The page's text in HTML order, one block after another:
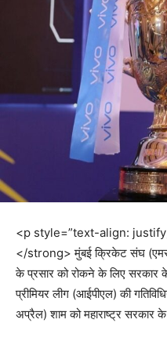
<p style=”text-align:
</strong> मुंबई क्रिकेट संघ
के प्रसार को रोकने के लिए सरकार
प्रीमियर लीग (आईपीएल) की
अप्रैल) शाम को महाराष्ट्र सरकार